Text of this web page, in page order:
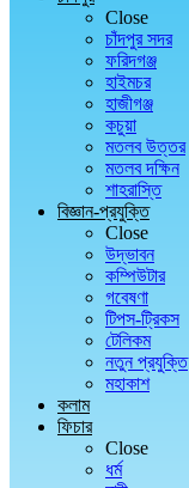
Close
চাঁদপুর সদর
ফরিদগঞ্জ
হাইমচর
হাজীগঞ্জ
কচুয়া
মতলব উত্তর
মতলব দক্ষিন
শাহরাস্তি
বিজ্ঞান-প্রযুক্তি
Close
উদ্ভাবন
কম্পিউটার
গবেষণা
টিপস-ট্রিকস
টেলিকম
নতুন প্রযুক্তি
মহাকাশ
কলাম
ফিচার
Close
ধর্ম